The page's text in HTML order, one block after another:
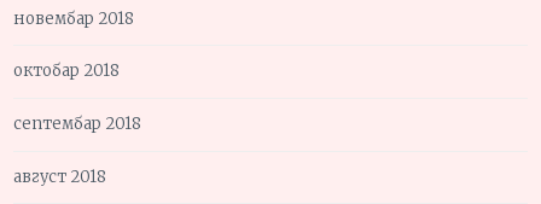
новембар 2018
октобар 2018
септембар 2018
август 2018